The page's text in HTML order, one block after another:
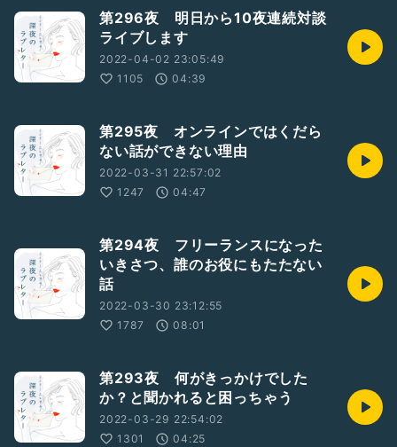
第296夜 明日から10夜連続対談
ライブします
2022-04-02 23:05:49
1105
04:39
第295夜 オンラインではくだら
ない話ができない理由
2022-03-31 22:57:02
1247
04:47
第294夜 フリーランスになった
いきさつ、誰のお役にもたたない
話
2022-03-30 23:12:55
1787
08:01
第293夜 何がきっかけでした
か？と聞かれると困っちゃう
2022-03-29 22:54:02
1301
04:25